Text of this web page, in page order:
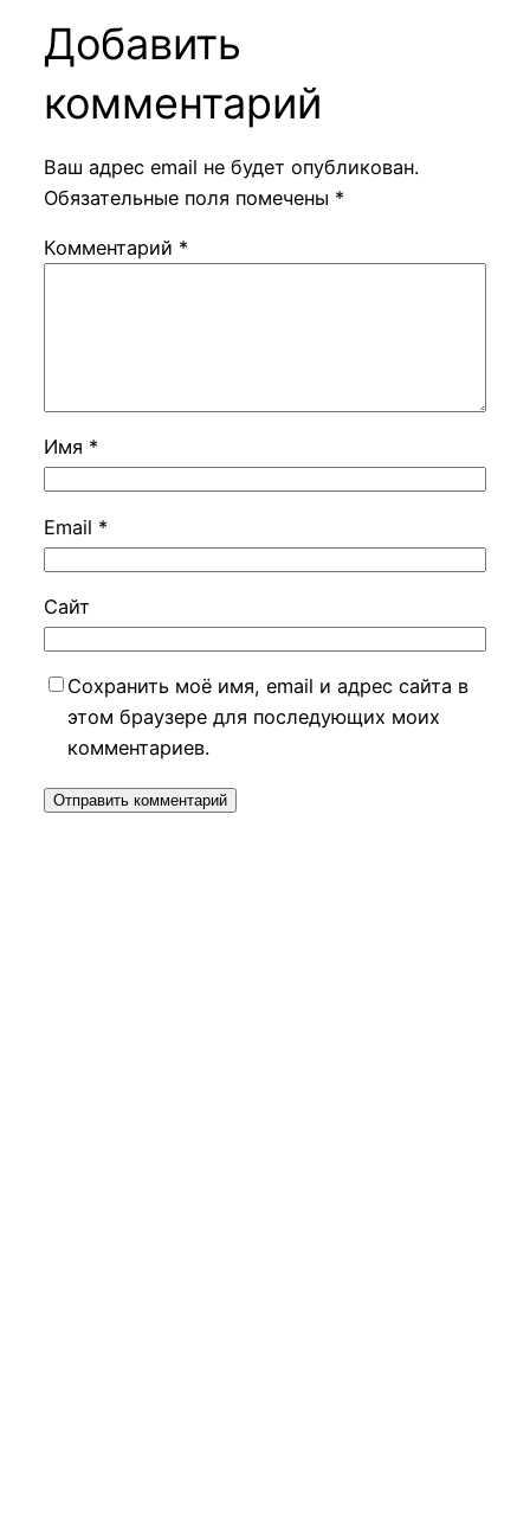
Добавить
комментарий
Ваш адрес email не будет опубликован.
Обязательные поля помечены *
Комментарий *
Имя *
Email *
Сайт
Сохранить моё имя, email и адрес сайта в
этом браузере для последующих моих
комментариев.